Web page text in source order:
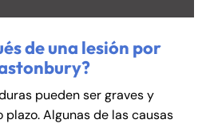
de una lesión por
pueden ser graves y
Algunas de las causas